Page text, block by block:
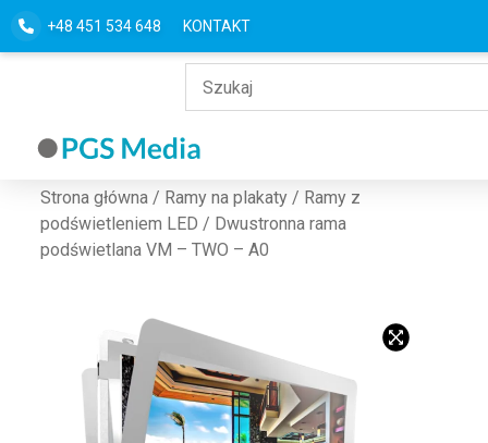
+48 451 534 648 KONTAKT
Strona główna / Ramy na plakaty / Ramy z
podświetleniem LED / Dwustronna rama
podświetlana VM – TWO – A0